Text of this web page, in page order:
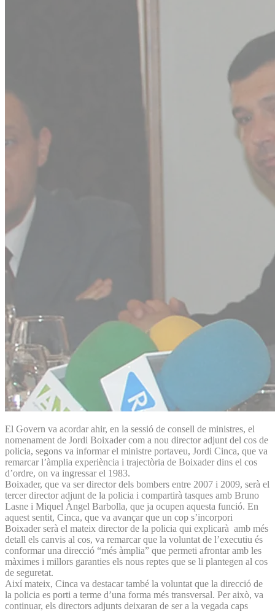
El Govern va acordar ahir, en la sessió de consell de ministres, el
nomenament de Jordi Boixader com a nou director adjunt del cos de
policia, segons va informar el ministre portaveu, Jordi Cinca, que va
remarcar l’àmplia experiència i trajectòria de Boixader dins el cos
d’ordre, on va ingressar el 1983.
Boixader, que va ser director dels bombers entre 2007 i 2009, serà el
tercer director adjunt de la policia i compartirà tasques amb Bruno
Lasne i Miquel Àngel Barbolla, que ja ocupen aquesta funció. En
aquest sentit, Cinca, que va avançar que un cop s’incorpori
Boixader serà el mateix director de la policia qui explicarà amb més
detall els canvis al cos, va remarcar que la voluntat de l’executiu és
conformar una direcció “més àmplia” que permeti afrontar amb les
màximes i millors garanties els nous reptes que se li plantegen al cos
de seguretat.
Així mateix, Cinca va destacar també la voluntat que la direcció de
la policia es porti a terme d’una forma més transversal. Per això, va
continuar, els directors adjunts deixaran de ser a la vegada caps